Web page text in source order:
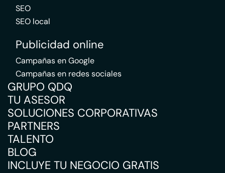
SEO
SEO local
Publicidad online
Campañas en Google
Campañas en redes sociales
GRUPO QDQ
TU ASESOR
SOLUCIONES CORPORATIVAS
PARTNERS
TALENTO
BLOG
INCLUYE TU NEGOCIO GRATIS